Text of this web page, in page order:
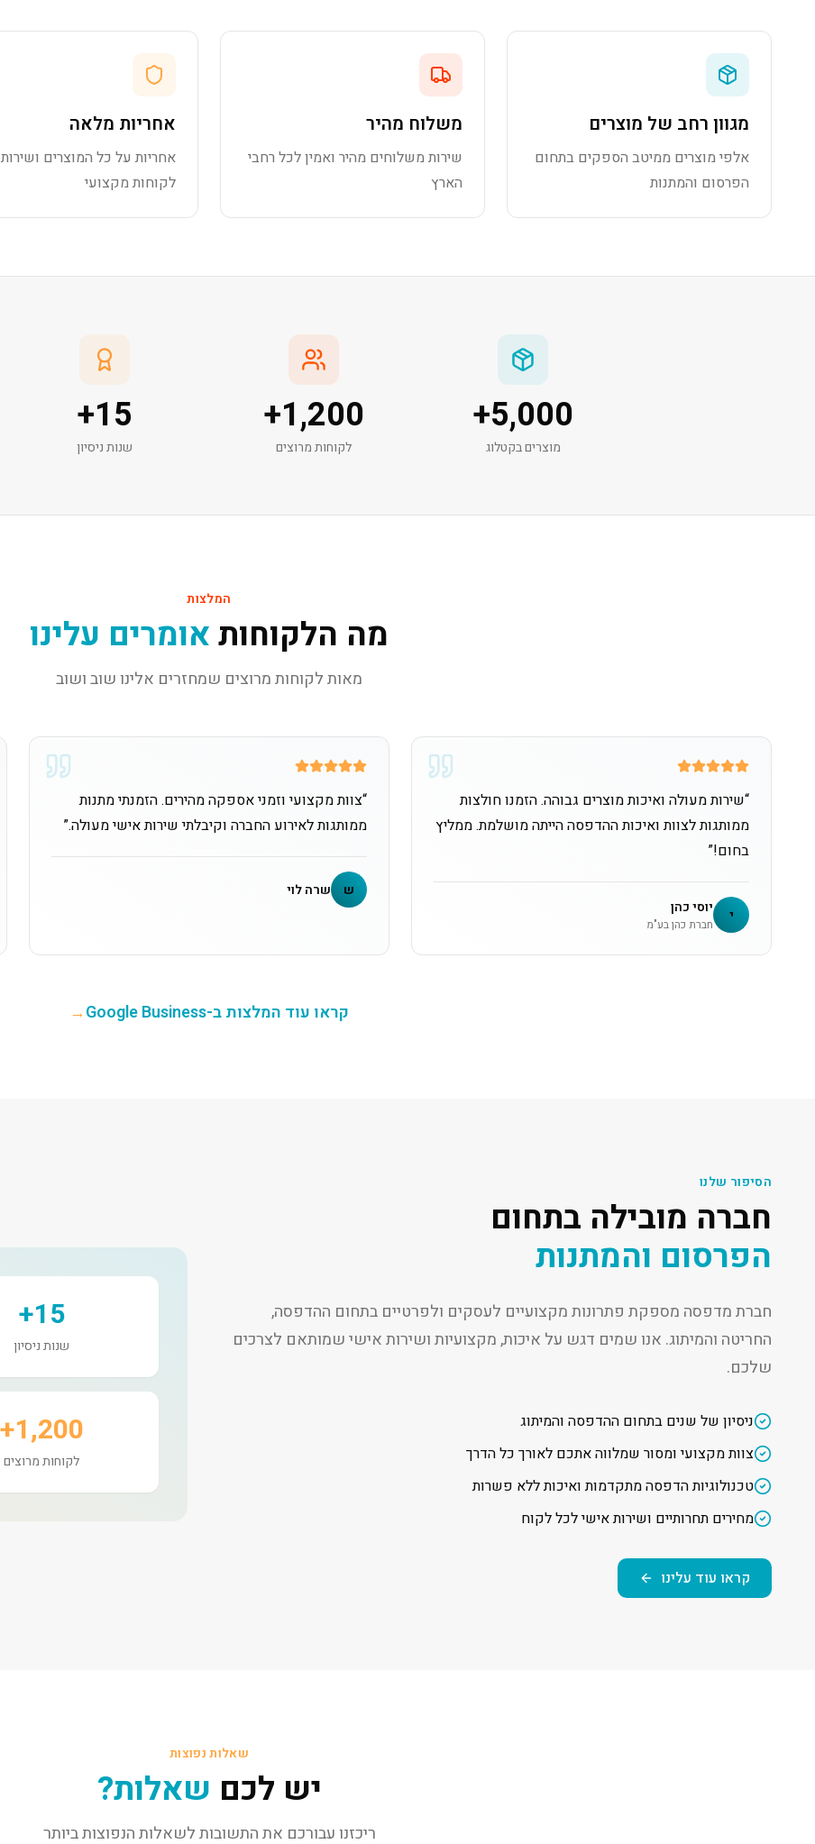
מגוון רחב של מוצרים
אלפי מוצרים ממיטב הספקים בתחום
הפרסום והמתנות
משלוח מהיר
שירות משלוחים מהיר ואמין לכל רחבי
הארץ
אחריות מלאה
אחריות על כל המוצרים ושירות
לקוחות מקצועי
5,000
+
מוצרים בקטלוג
1,200
+
לקוחות מרוצים
15
+
שנות ניסיון
המלצות
מה הלקוחותאומרים עלינו
מאות לקוחות מרוצים שמחזרים אלינו שוב ושוב
“שירות מעולה ואיכות מוצרים גבוהה. הזמנו חולצות
ממותגות לצוות ואיכות ההדפסה הייתה מושלמת. ממליץ
בחום!”
י יוסי כהן
חברת כהן בע"מ
“צוות מקצועי וזמני אספקה מהירים. הזמנתי מתנות
ממותגות לאירוע החברה וקיבלתי שירות אישי מעולה.”
ש שרה לוי
קראו עוד המלצות ב-Google Business →
הסיפור שלנו
חברה מובילה בתחום
הפרסום והמתנות
חברת מדפסה מספקת פתרונות מקצועיים לעסקים ולפרטיים בתחום ההדפסה,
החריטה והמיתוג. אנו שמים דגש על איכות, מקצועיות ושירות אישי שמותאם לצרכים
שלכם.
ניסיון של שנים בתחום ההדפסה והמיתוג
צוות מקצועי ומסור שמלווה אתכם לאורך כל הדרך
טכנולוגיות הדפסה מתקדמות ואיכות ללא פשרות
מחירים תחרותיים ושירות אישי לכל לקוח
קראו עוד עלינו
15+
שנות ניסיון
1,200+
לקוחות מרוצים
שאלות נפוצות
יש לכם שאלות?
ריכזנו עבורכם את התשובות לשאלות הנפוצות ביותר